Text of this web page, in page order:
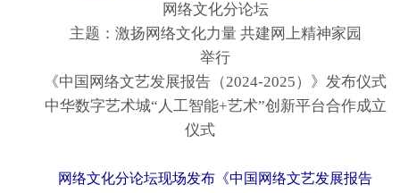
网络文化分论坛
主题：激扬网络文化力量 共建网上精神家园
举行
《中国网络文艺发展报告（2024-2025）》发布仪式
中华数字艺术城“人工智能+艺术”创新平台合作成立
仪式
网络文化分论坛现场发布《中国网络文艺发展报告